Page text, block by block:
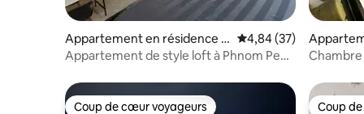
Appartement en résidence ⋅
Phnom Penh
Évaluation moyenne
4,84 (37)
Appartement de style loft à Phnom Penh
Phnom
Coup de cœur voyageurs Coup